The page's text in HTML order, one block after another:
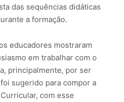
das sequências didáticas
a formação.
educadores mostraram
em trabalhar com o
principalmente, por ser
sugerido para compor a
com esse